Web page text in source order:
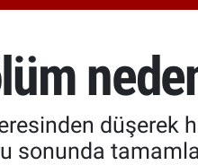
düşerek
sonunda